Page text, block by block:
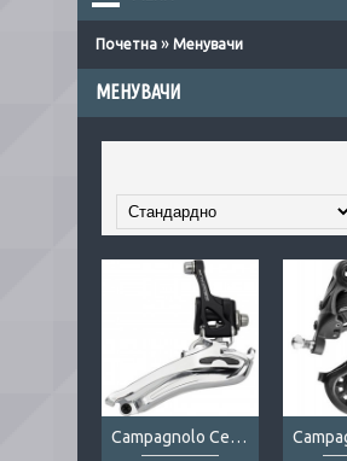
Почетна » Менувачи
МЕНУВАЧИ
Campagnolo Centaur 11s front